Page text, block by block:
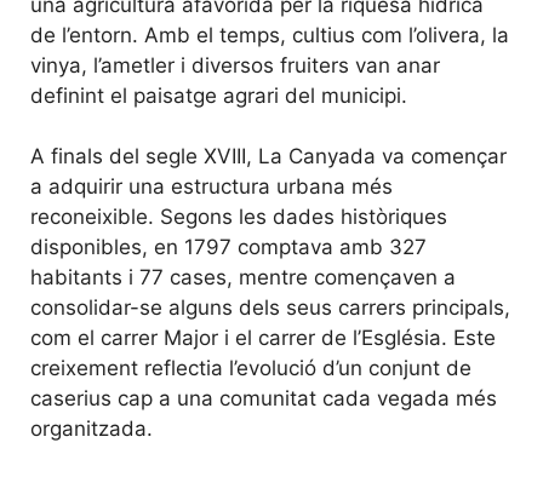
de l’entorn. Amb el temps, cultius com l’olivera, la
vinya, l’ametler i diversos fruiters van anar
definint el paisatge agrari del municipi.
A finals del segle XVIII, La Canyada va començar
a adquirir una estructura urbana més
reconeixible. Segons les dades històriques
disponibles, en 1797 comptava amb 327
habitants i 77 cases, mentre començaven a
consolidar-se alguns dels seus carrers principals,
com el carrer Major i el carrer de l’Església. Este
creixement reflectia l’evolució d’un conjunt de
caserius cap a una comunitat cada vegada més
organitzada.